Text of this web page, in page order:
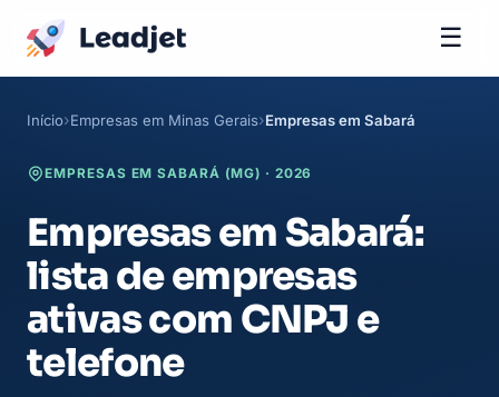
☰
Início Empresas em Minas Gerais Empresas em Sabará
EMPRESAS EM SABARÁ (MG) · 2026
Empresas em Sabará:
lista de empresas
ativas com CNPJ e
telefone